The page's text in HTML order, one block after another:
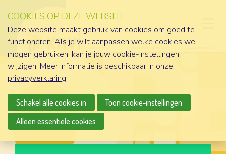
COOKIES OP DEZE WEBSITE
Deze website maakt gebruik van cookies om goed te
functioneren. Als je wilt aanpassen welke cookies we
mogen gebruiken, kan je jouw cookie-instellingen
wijzigen. Meer informatie is beschikbaar in onze
privacyverklaring.
Schakel alle cookies in
Toon cookie-instellingen
Alleen essentiële cookies